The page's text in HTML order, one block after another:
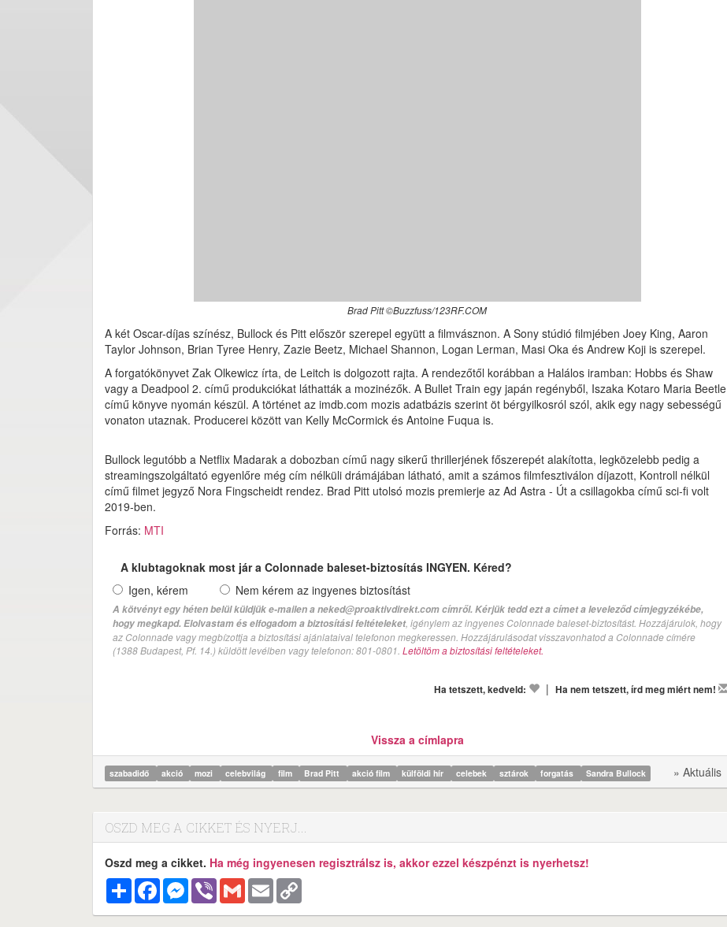
Brad Pitt ©Buzzfuss/123RF.COM
A két Oscar-díjas színész, Bullock és Pitt először szerepel együtt a filmvásznon. A Sony stúdió filmjében Joey King, Aaron
Taylor Johnson, Brian Tyree Henry, Zazie Beetz, Michael Shannon, Logan Lerman, Masi Oka és Andrew Koji is szerepel.
A forgatókönyvet Zak Olkewicz írta, de Leitch is dolgozott rajta. A rendezőtől korábban a Halálos iramban: Hobbs és Shaw
vagy a Deadpool 2. című produkciókat láthatták a mozinézők. A Bullet Train egy japán regényből, Iszaka Kotaro Maria Beetle
című könyve nyomán készül. A történet az imdb.com mozis adatbázis szerint öt bérgyilkosról szól, akik egy nagy sebességű
vonaton utaznak. Producerei között van Kelly McCormick és Antoine Fuqua is.
Bullock legutóbb a Netflix Madarak a dobozban című nagy sikerű thrillerjének főszerepét alakította, legközelebb pedig a
streamingszolgáltató egyenlőre még cím nélküli drámájában látható, amit a számos filmfesztiválon díjazott, Kontroll nélkül
című filmet jegyző Nora Fingscheidt rendez. Brad Pitt utolsó mozis premierje az Ad Astra - Út a csillagokba című sci-fi volt
2019-ben.
Forrás: MTI
A klubtagoknak most jár a Colonnade baleset-biztosítás INGYEN. Kéred?
Igen, kérem
Nem kérem az ingyenes biztosítást
A kötvényt egy héten belül küldjük e-mailen a neked@proaktivdirekt.com címről. Kérjük tedd ezt a címet a leveleződ címjegyzékébe,
hogy megkapd. Elolvastam és elfogadom a biztosítási feltételeket, igénylem az ingyenes Colonnade baleset-biztosítást. Hozzájárulok, hogy
az Colonnade vagy megbízottja a biztosítási ajánlataival telefonon megkeressen. Hozzájárulásodat visszavonhatod a Colonnade címére
(1388 Budapest, Pf. 14.) küldött levélben vagy telefonon: 801-0801. Letöltöm a biztosítási feltételeket.
Ha tetszett, kedveld: | Ha nem tetszett, írd meg miért nem!
Vissza a címlapra
szabadidő akció mozi celebvilág film Brad Pitt akció film külföldi hír celebek sztárok forgatás Sandra Bullock » Aktuális
OSZD MEG A CIKKET ÉS NYERJ...
Oszd meg a cikket. Ha még ingyenesen regisztrálsz is, akkor ezzel készpénzt is nyerhetsz!
MegosztásFacebookMessenger
Viber Gmail Email